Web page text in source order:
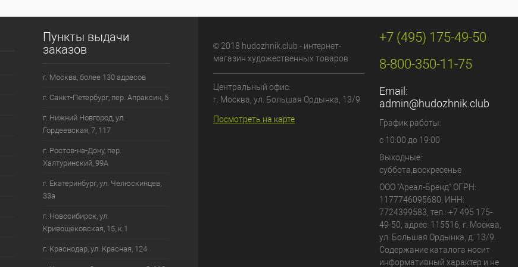
Пункты выдачи
заказов
г. Москва, более 130 адресов
г. Санкт-Петербург, пер. Апраксин, 5
г. Нижний Новгород, ул.
Гордеевская, 7, 117
г. Ростов-на-Дону, пер.
Халтуринский, 99А
г. Екатеринбург, ул. Челюскинцев,
33а
г. Новосибирск, ул.
Кривощековская, 15, к.1
г. Краснодар, ул. Красная, 124
© 2018 hudozhnik.club - интернет-
магазин художественных товаров
Центральный офис:
г. Москва, ул. Большая Ордынка, 13/9
Посмотреть на карте
+7 (495) 175-49-50
8-800-350-11-75
Email:
admin@hudozhnik.club
График работы:
с 10:00 до 19:00
Выходные:
суббота,воскресенье
ООО "Ареал-Бренд" ОГРН:
1177746095680, ИНН:
7724399583, тел.: +7 495 175-
49-50, адрес: 115516, г. Москва,
ул. Большая Ордынка, д. 13/9.
Содержание каталога носит
информативный характер и не